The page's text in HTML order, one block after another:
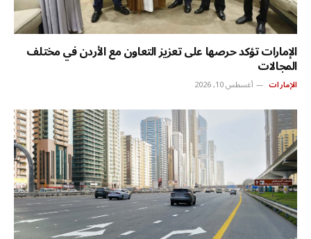
الإمارات تؤكد حرصها على تعزيز التعاون مع الأردن في مختلف
المجالات
الإمارات أغسطس 10, 2026